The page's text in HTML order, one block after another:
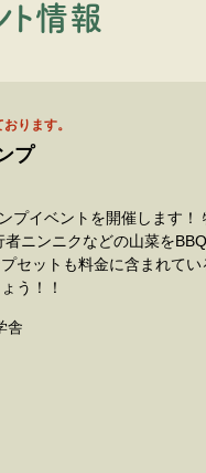
ト情報
ります。
プ
プイベントを開催します
クなどの山菜をBBQで味わうイ
セットも料金に含まれてい
う！！
舎